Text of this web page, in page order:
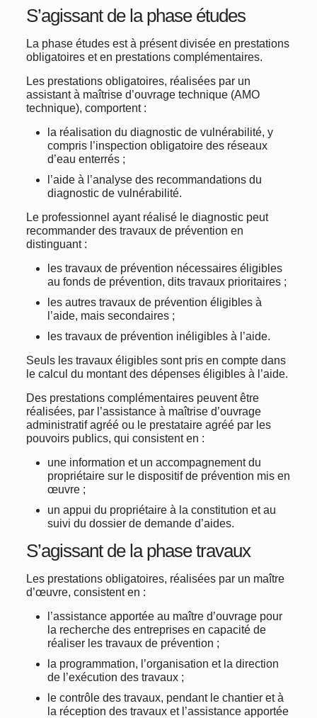
S’agissant de la phase études
La phase études est à présent divisée en prestations
obligatoires et en prestations complémentaires.
Les prestations obligatoires, réalisées par un
assistant à maîtrise d’ouvrage technique (AMO
technique), comportent :
la réalisation du diagnostic de vulnérabilité, y
compris l’inspection obligatoire des réseaux
d’eau enterrés ;
l’aide à l’analyse des recommandations du
diagnostic de vulnérabilité.
Le professionnel ayant réalisé le diagnostic peut
recommander des travaux de prévention en
distinguant :
les travaux de prévention nécessaires éligibles
au fonds de prévention, dits travaux prioritaires ;
les autres travaux de prévention éligibles à
l’aide, mais secondaires ;
les travaux de prévention inéligibles à l’aide.
Seuls les travaux éligibles sont pris en compte dans
le calcul du montant des dépenses éligibles à l’aide.
Des prestations complémentaires peuvent être
réalisées, par l’assistance à maîtrise d’ouvrage
administratif agréé ou le prestataire agréé par les
pouvoirs publics, qui consistent en :
une information et un accompagnement du
propriétaire sur le dispositif de prévention mis en
œuvre ;
un appui du propriétaire à la constitution et au
suivi du dossier de demande d’aides.
S’agissant de la phase travaux
Les prestations obligatoires, réalisées par un maître
d’œuvre, consistent en :
l’assistance apportée au maître d’ouvrage pour
la recherche des entreprises en capacité de
réaliser les travaux de prévention ;
la programmation, l’organisation et la direction
de l’exécution des travaux ;
le contrôle des travaux, pendant le chantier et à
la réception des travaux et l’assistance apportée